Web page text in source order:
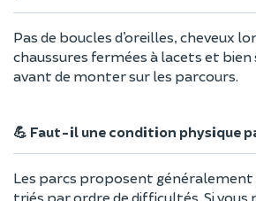
Pas de boucles d’oreilles, cheveux
chaussures fermées à lacets et bien
avant de monter sur les parcours.
💪 Faut-il une condition physique
Les parcs proposent
triés par ordre de difficultés. Si vous